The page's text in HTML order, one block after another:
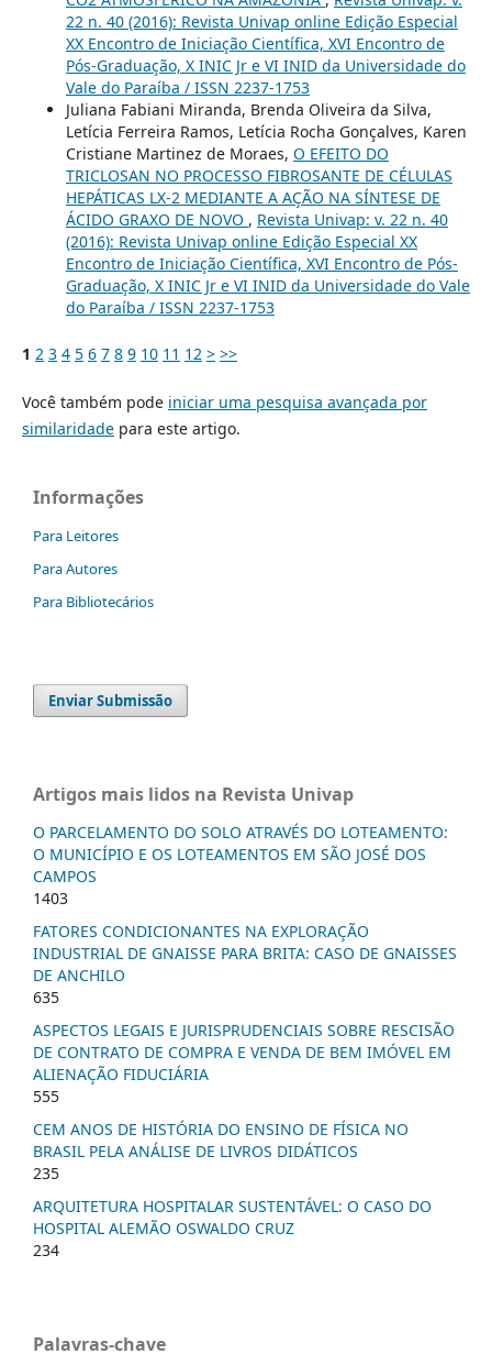
22 n. 40 (2016): Revista Univap online Edição Especial
XX Encontro de Iniciação Científica, XVI Encontro de
Pós-Graduação, X INIC Jr e VI INID da Universidade do
Vale do Paraíba / ISSN 2237-1753
Juliana Fabiani Miranda, Brenda Oliveira da Silva,
Letícia Ferreira Ramos, Letícia Rocha Gonçalves, Karen
Cristiane Martinez de Moraes, O EFEITO DO
TRICLOSAN NO PROCESSO FIBROSANTE DE CÉLULAS
HEPÁTICAS LX-2 MEDIANTE A AÇÃO NA SÍNTESE DE
ÁCIDO GRAXO DE NOVO , Revista Univap: v. 22 n. 40
(2016): Revista Univap online Edição Especial XX
Encontro de Iniciação Científica, XVI Encontro de Pós-
Graduação, X INIC Jr e VI INID da Universidade do Vale
do Paraíba / ISSN 2237-1753
1 2 3 4 5 6 7 8 9 10 11 12 > >>
Você também pode iniciar uma pesquisa avançada por
similaridadepara este artigo.
Informações
Para Leitores
Para Autores
Para Bibliotecários
Enviar Submissão
Artigos mais lidos na Revista Univap
O PARCELAMENTO DO SOLO ATRAVÉS DO LOTEAMENTO:
O MUNICÍPIO E OS LOTEAMENTOS EM SÃO JOSÉ DOS
CAMPOS
1403
FATORES CONDICIONANTES NA EXPLORAÇÃO
INDUSTRIAL DE GNAISSE PARA BRITA: CASO DE GNAISSES
DE ANCHILO
635
ASPECTOS LEGAIS E JURISPRUDENCIAIS SOBRE RESCISÃO
DE CONTRATO DE COMPRA E VENDA DE BEM IMÓVEL EM
ALIENAÇÃO FIDUCIÁRIA
555
CEM ANOS DE HISTÓRIA DO ENSINO DE FÍSICA NO
BRASIL PELA ANÁLISE DE LIVROS DIDÁTICOS
235
ARQUITETURA HOSPITALAR SUSTENTÁVEL: O CASO DO
HOSPITAL ALEMÃO OSWALDO CRUZ
234
Palavras-chave